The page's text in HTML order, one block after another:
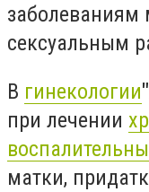
заболеваниям
сексуальным
В гинекологии
при лечении
матки,